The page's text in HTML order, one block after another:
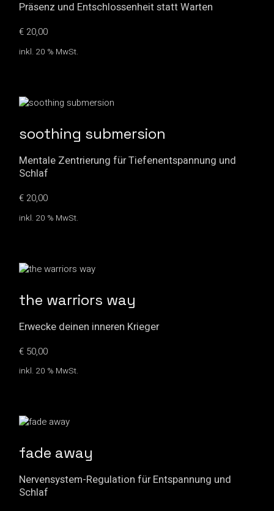
Präsenz und Entschlossenheit statt Warten
€ 20,00
inkl. 20 % MwSt.
soothing submersion
Mentale Zentrierung für Tiefenentspannung und
Schlaf
€ 20,00
inkl. 20 % MwSt.
the warriors way
Erwecke deinen inneren Krieger
€ 50,00
inkl. 20 % MwSt.
fade away
Nervensystem-Regulation für Entspannung und
Schlaf